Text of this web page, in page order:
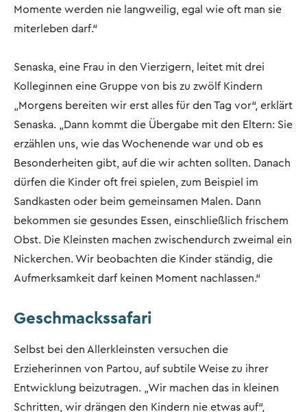
Momente werden nie langweilig, egal wie oft man sie
miterleben darf.“
Senaska, eine Frau in den Vierzigern, leitet mit drei
Kolleginnen eine Gruppe von bis zu zwölf Kindern
„Morgens bereiten wir erst alles für den Tag vor“, erklärt
Senaska. „Dann kommt die Übergabe mit den Eltern: Sie
erzählen uns, wie das Wochenende war und ob es
Besonderheiten gibt, auf die wir achten sollten. Danach
dürfen die Kinder oft frei spielen, zum Beispiel im
Sandkasten oder beim gemeinsamen Malen. Dann
bekommen sie gesundes Essen, einschließlich frischem
Obst. Die Kleinsten machen zwischendurch zweimal ein
Nickerchen. Wir beobachten die Kinder ständig, die
Aufmerksamkeit darf keinen Moment nachlassen.“
Geschmackssafari
Selbst bei den Allerkleinsten versuchen die
Erzieherinnen von Partou, auf subtile Weise zu ihrer
Entwicklung beizutragen. „Wir machen das in kleinen
Schritten, wir drängen den Kindern nie etwas auf“,